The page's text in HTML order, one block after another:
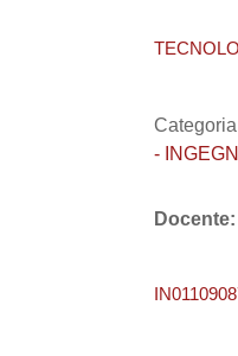
Categoria
-
Docente: